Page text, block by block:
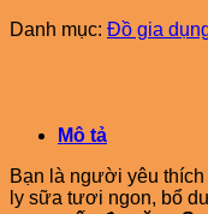
Danh mục: Đồ gia
Mô tả
Bạn là người yêu
ly sữa tươi ngon, bổ